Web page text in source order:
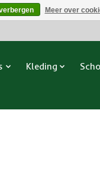
Kleding
Meer over